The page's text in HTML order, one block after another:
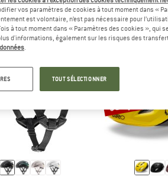
vos paramètres de cookies à tout moment dans «
est volontaire, n’est pas nécessaire pour
à tout moment dans « Paramètres des cookies », qui
d'informations, également sur les risques des
.
TOUT SÉLECTIONNER